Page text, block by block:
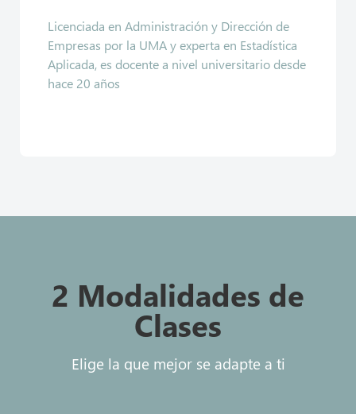
Licenciada en Administración y Dirección de
Empresas por la UMA y experta en Estadística
Aplicada, es docente a nivel universitario desde
hace 20 años
2 Modalidades de
Clases
Elige la que mejor se adapte a ti